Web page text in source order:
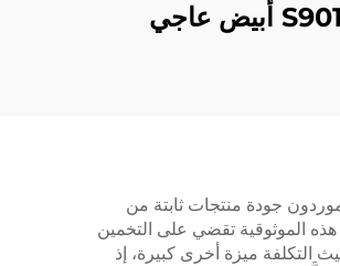
S901 أبيض عاجي
جودة منتجات ثابتة من
هذه الموثوقية تقضي على التخمين
التكلفة ميزة أخرى كبيرة، إذ